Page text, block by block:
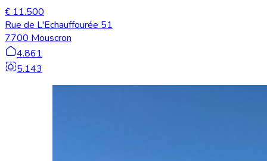
€ 11.500
Rue de L'Echauffourée 51
7700 Mouscron
4.861
5.143